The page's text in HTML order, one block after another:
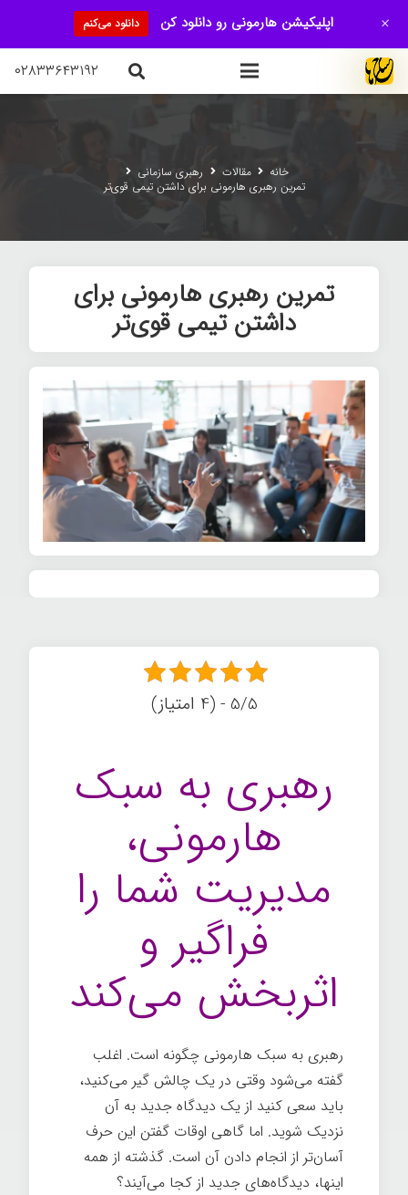
۰۲۸۳۳۶۴۳۱۹۲
خانه مقالات
رهبری سازمانی
تمرین رهبری هارمونی برای داشتن تیمی قوی‌تر
تمرین رهبری هارمونی برای
داشتن تیمی قوی‌تر
5/5 - (4 امتیاز)
رهبری به سبک
هارمونی،
مدیریت شما را
فراگیر و
اثربخش می‌کند
رهبری به سبک هارمونی چگونه است. اغلب
گفته می‌شود وقتی در یک چالش گیر می‌کنید،
باید سعی کنید از یک دیدگاه جدید به آن
نزدیک شوید. اما گاهی اوقات گفتن این حرف
آسان‌تر از انجام دادن آن است. گذشته از همه
اینها، دیدگاه‌های جدید از کجا می‌آیند؟
اپلیکیشن هارمونی رو دانلود کن دانلود می‌کنم +